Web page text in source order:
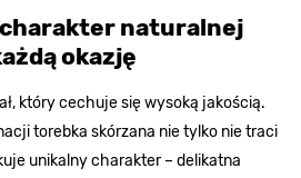
naturalnej
okazję
który cechuje się wysoką jakością.
torebka skórzana nie tylko nie traci
unikalny charakter – delikatna